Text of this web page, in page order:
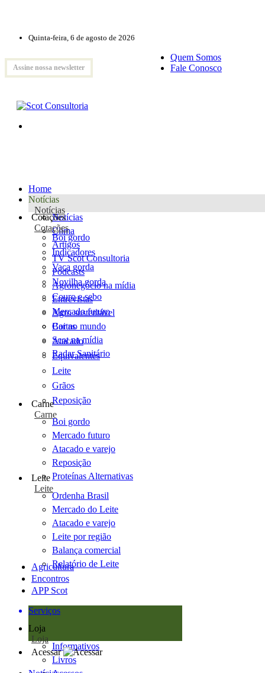
Quinta-feira, 6 de agosto de 2026
Assine nossa newsletter
Quem Somos
Fale Conosco
Home
Notícias
Notícias
Notícias
Clima
Artigos
TV Scot Consultoria
Podcasts
Agronegócio na mídia
Entrevistas
Agro sustentável
Cartas
Scot na mídia
Radar Sanitário
Cotações
Cotações
Boi gordo
Indicadores
Vaca gorda
Novilha gorda
Couro e sebo
Mercado futuro
Boi no mundo
Atacado
Equivalentes
Leite
Grãos
Reposição
Carne
Carne
Boi gordo
Mercado futuro
Atacado e varejo
Reposição
Proteínas Alternativas
Leite
Leite
Ordenha Brasil
Mercado do Leite
Atacado e varejo
Leite por região
Balança comercial
Relatório de Leite
Agricultura
Encontros
APP Scot
Serviços
Loja
Loja
Informativos
Livros
Acessar